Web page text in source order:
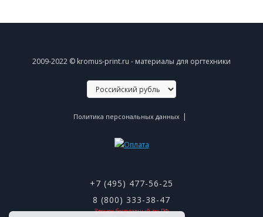
2009-2022 © kromus-print.ru - материалы для оргтехники
Политика персональных данных |
+7 (495) 477-56-25
8 (800) 333-38-47
Звонок бесплатный по РФ